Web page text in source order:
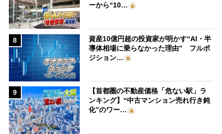
ーから“10…
8
資産10億円超の投資家が明かす“AI・半
導体相場に乗らなかった理由” フルポ
ジション…
9
【首都圏の不動産価格「危ない駅」ラ
ンキング】“中古マンション売れ行き鈍
化”のワー…